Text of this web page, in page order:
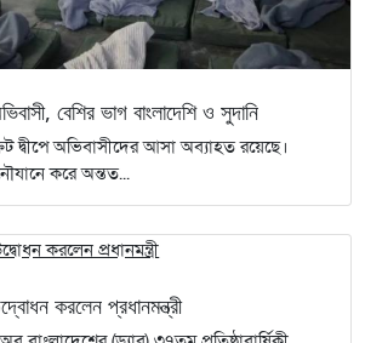
বেশির ভাগ বাংলাদেশি ও সুদানি
দ্বীপে অভিবাসীদের আসা অব্যাহত রয়েছে।
করে অন্তত...
করলেন প্রধানমন্ত্রী